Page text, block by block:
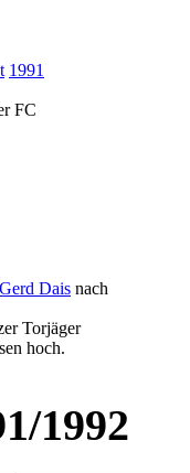
1991
FC
Gerd Dais nach
Torjäger
hoch.
1992